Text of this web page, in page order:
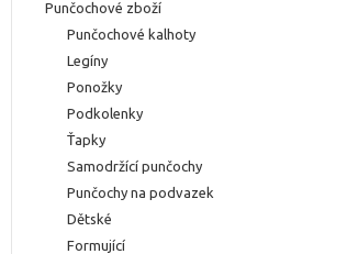
Punčochové zboží
Punčochové kalhoty
Legíny
Ponožky
Podkolenky
Ťapky
Samodržící punčochy
Punčochy na podvazek
Dětské
Formující